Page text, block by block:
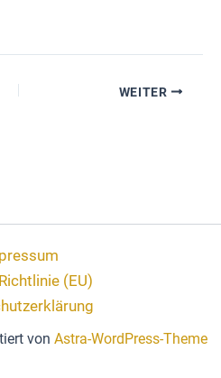
WEITER
(EU)
von Astra-WordPress-Theme